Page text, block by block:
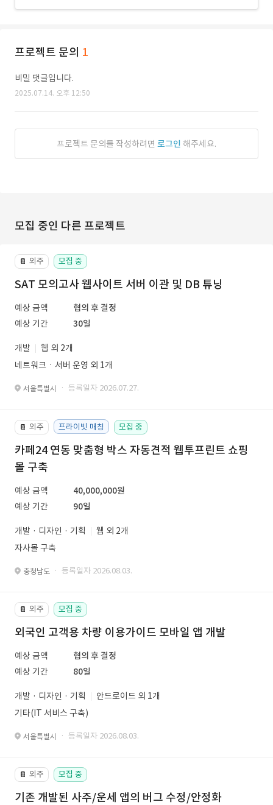
프로젝트 문의 1
비밀 댓글입니다.
2025.07.14. 오후 12:50
프로젝트 문의를 작성하려면 로그인 해주세요.
모집 중인 다른 프로젝트
📔 외주 모집 중
SAT 모의고사 웹사이트 서버 이관 및 DB 튜닝
예상 금액
협의 후 결정
예상 기간
30일
개발
웹 외 2개
네트워크ㆍ서버 운영 외 1개
서울특별시 · 등록일자 2026.07.27.
📔 외주 프라이빗 매칭 모집 중
카페24 연동 맞춤형 박스 자동견적 웹투프린트 쇼핑
몰 구축
예상 금액
40,000,000원
예상 기간
90일
개발 · 디자인 · 기획
웹 외 2개
자사몰 구축
충청남도 · 등록일자 2026.08.03.
📔 외주 모집 중
외국인 고객용 차량 이용가이드 모바일 앱 개발
예상 금액
협의 후 결정
예상 기간
80일
개발 · 디자인 · 기획
안드로이드 외 1개
기타(IT 서비스 구축)
서울특별시 · 등록일자 2026.08.03.
📔 외주 모집 중
기존 개발된 사주/운세 앱의 버그 수정/안정화